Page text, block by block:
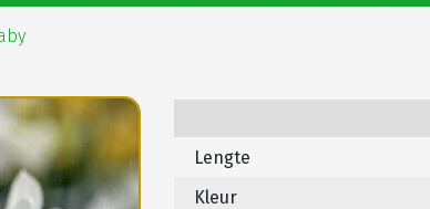
Lengte
Kleur